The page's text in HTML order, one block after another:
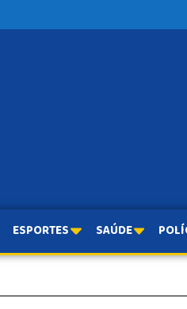
ESPORTES SAÚDE